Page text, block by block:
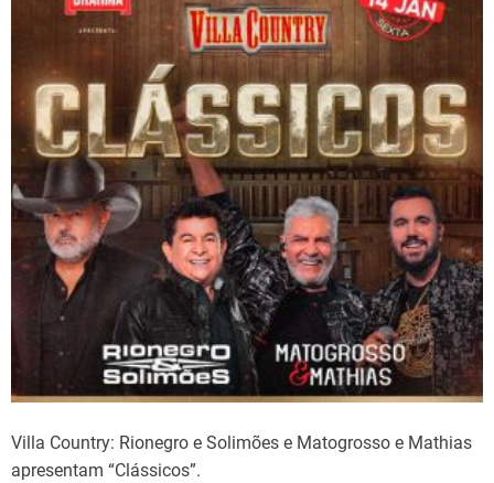
Villa Country: Rionegro e Solimões e Matogrosso e Mathias
apresentam “Clássicos”.